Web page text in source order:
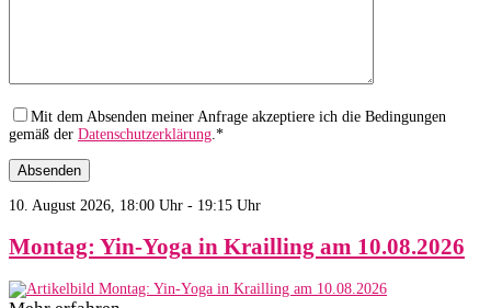
Mit dem Absenden meiner Anfrage akzeptiere ich die Bedingungen
gemäß der Datenschutzerklärung .*
10. August 2026, 18:00 Uhr - 19:15 Uhr
Montag: Yin-Yoga in Krailling am 10.08.2026